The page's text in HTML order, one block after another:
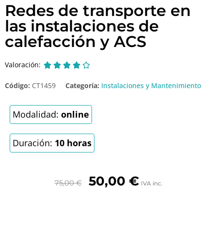
Redes de transporte en
las instalaciones de
calefacción y ACS
Valoración:     
Código: CT1459 Categoría: Instalaciones y Mantenimiento
Modalidad: online
Duración: 10 horas
75,00€ 50,00 € IVA inc.